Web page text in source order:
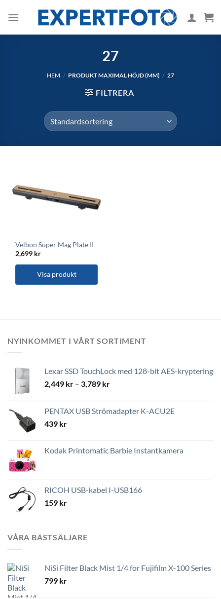
27
HEM / PRODUKT MAXIMAL HÖJD (MM) / 27
FILTRERA
Velbon Super Mag Plate II
2,699 kr
Visa produkt
NYINKOMMET I VÅRT SORTIMENT
Lexar SSD TouchLock med 128-bit AES-kryptering
2,449 kr – 3,789 krPrisintervall:
3,789 kr
PENTAX USB Strömadapter K-ACU2E
439 kr
Kodak Printomatic Barbie Instantkamera
RICOH USB-kabel I-USB166
159 kr
VÅRA BÄSTSÄLJARE
NiSi Filter Black Mist 1/4 for Fujifilm X-100 Series
799 kr